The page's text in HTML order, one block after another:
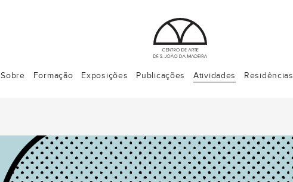
Sobre Formação Exposições Publicações Atividades Residências